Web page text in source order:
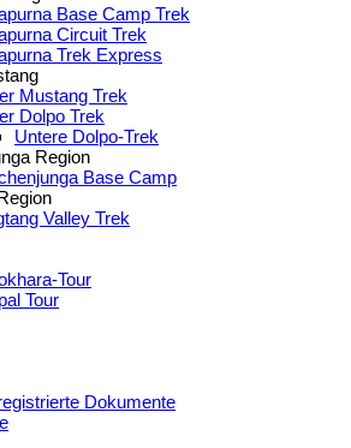
Base Camp Trek
Circuit Trek
Trek Express
Mustang Trek
Dolpo Trek
Untere Dolpo-Trek
Region
Base Camp
Valley Trek
Tour
Tour
Dokumente